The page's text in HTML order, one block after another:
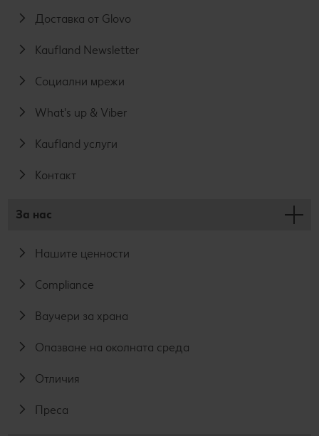
Доставка от Glovo
Kaufland Newsletter
Социални мрежи
What's up & Viber
Kaufland услуги
Контакт
За нас
Нашите ценности
Compliance
Ваучери за храна
Опазване на околната среда
Отличия
Преса